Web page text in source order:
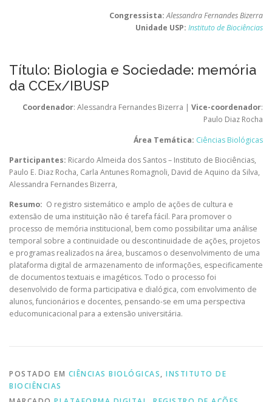
Congressista: Alessandra Fernandes Bizerra
Unidade USP: Instituto de Biociências
Título: Biologia e Sociedade: memória
da CCEx/IBUSP
Coordenador: Alessandra Fernandes Bizerra | Vice-coordenador:
Paulo Diaz Rocha
Área Temática: Ciências Biológicas
Participantes: Ricardo Almeida dos Santos – Instituto de Biociências,
Paulo E. Diaz Rocha, Carla Antunes Romagnoli, David de Aquino da Silva,
Alessandra Fernandes Bizerra,
Resumo: O registro sistemático e amplo de ações de cultura e
extensão de uma instituição não é tarefa fácil. Para promover o
processo de memória institucional, bem como possibilitar uma análise
temporal sobre a continuidade ou descontinuidade de ações, projetos
e programas realizados na área, buscamos o desenvolvimento de uma
plataforma digital de armazenamento de informações, especificamente
de documentos textuais e imagéticos. Todo o processo foi
desenvolvido de forma participativa e dialógica, com envolvimento de
alunos, funcionários e docentes, pensando-se em uma perspectiva
educomunicacional para a extensão universitária.
POSTADO EM CIÊNCIAS BIOLÓGICAS, INSTITUTO DE
BIOCIÊNCIAS